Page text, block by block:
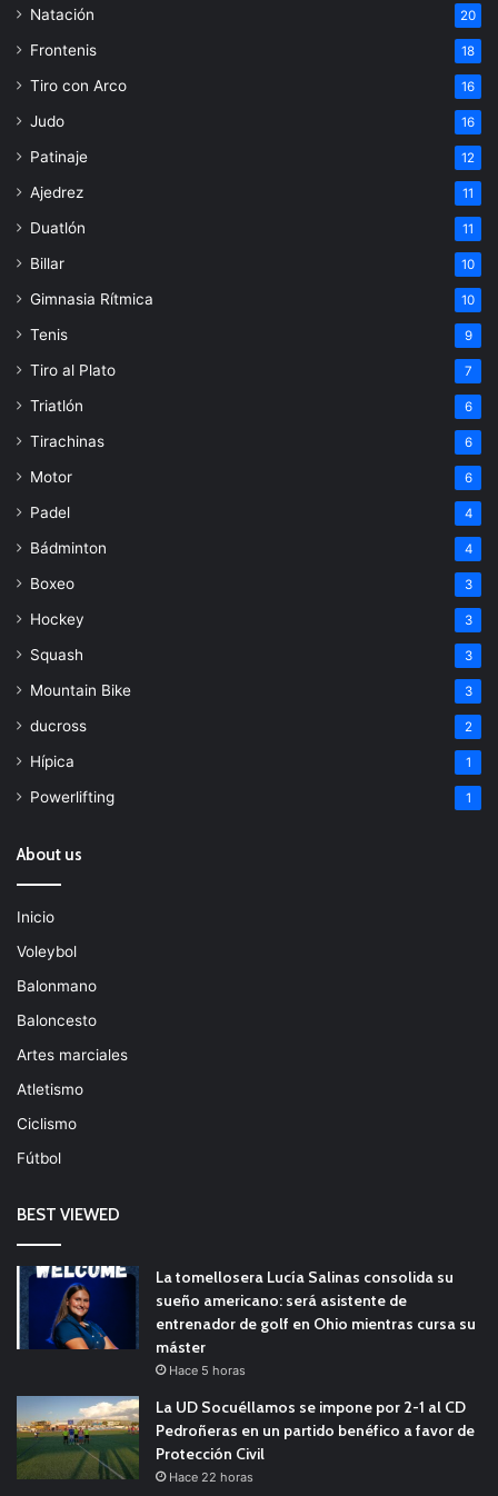
Natación 20
Frontenis 18
Tiro con Arco 16
Judo 16
Patinaje 12
Ajedrez 11
Duatlón 11
Billar 10
Gimnasia Rítmica 10
Tenis 9
Tiro al Plato 7
Triatlón 6
Tirachinas 6
Motor 6
Padel 4
Bádminton 4
Boxeo 3
Hockey 3
Squash 3
Mountain Bike 3
ducross 2
Hípica 1
Powerlifting 1
About us
Inicio
Voleybol
Balonmano
Baloncesto
Artes marciales
Atletismo
Ciclismo
Fútbol
BEST VIEWED
La tomellosera Lucía Salinas consolida su
sueño americano: será asistente de
entrenador de golf en Ohio mientras cursa su
máster
Hace 5 horas
La UD Socuéllamos se impone por 2-1 al CD
Pedroñeras en un partido benéfico a favor de
Protección Civil
Hace 22 horas